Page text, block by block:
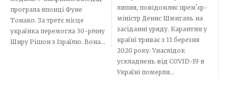
програла японці Фуне
Тонако. За третє місце
українка перемогла 30-річну
Ширу Рішон з Ізраїлю. Вона...
липня, повідомляє премʼєр-
міністр Денис Шмигаль на
засіданні уряду. Карантин у
країні триває з 11 березня
2020 року. Унаслідок
ускладнень від COVID-19 в
Україні померли...